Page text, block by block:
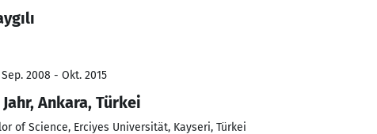
2008 - Okt. 2015
Ankara, Türkei
of Science, Erciyes Universität, Kayseri, Türkei